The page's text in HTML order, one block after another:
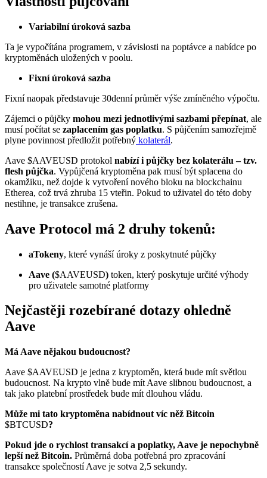
Variabilní úroková sazba
Ta je vypočítána programem, v závislosti na poptávce a nabídce po
kryptoměnách uložených v poolu.
Fixní úroková sazba
Fixní naopak představuje 30denní průměr výše zmíněného výpočtu.
Zájemci o půjčky mohou mezi jednotlivými sazbami přepínat, ale
musí počítat se zaplacením gas poplatku. S půjčením samozřejmě
plyne povinnost předložit potřebný kolaterál.
Aave $AAVEUSD protokol nabízí i půjčky bez kolaterálu – tzv.
flesh půjčka. Vypůjčená kryptoměna pak musí být splacena do
okamžiku, než dojde k vytvoření nového bloku na blockchainu
Etherea, což trvá zhruba 15 vteřin. Pokud to uživatel do této doby
nestihne, je transakce zrušena.
Aave Protocol má 2 druhy tokenů:
aTokeny, které vynáší úroky z poskytnuté půjčky
Aave ($AAVEUSD) token, který poskytuje určité výhody
pro uživatele samotné platformy
Nejčastěji rozebírané dotazy ohledně
Aave
Má Aave nějakou budoucnost?
Aave $AAVEUSD je jedna z kryptoměn, která bude mít světlou
budoucnost. Na krypto vlně bude mít Aave slibnou budoucnost, a
tak jako platební prostředek bude mít dlouhou vládu.
Může mi tato kryptoměna nabídnout víc něž Bitcoin
$BTCUSD?
Pokud jde o rychlost transakcí a poplatky, Aave je nepochybně
lepší než Bitcoin. Průměrná doba potřebná pro zpracování
transakce společností Aave je sotva 2,5 sekundy.